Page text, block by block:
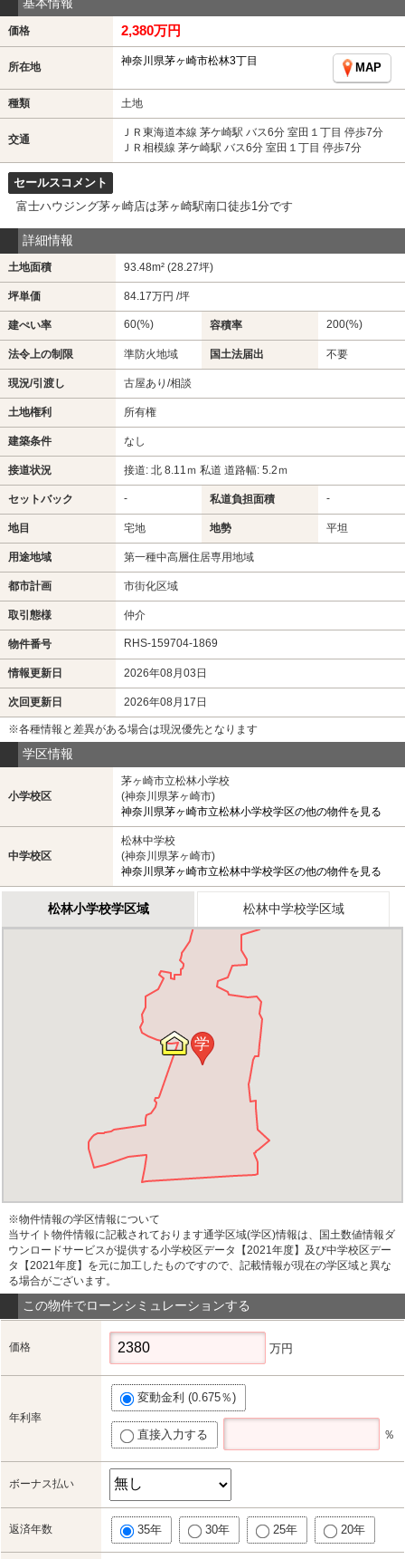
価格 2,380万円
所在地 神奈川県茅ヶ崎市松林3丁目
MAP
種類 土地
交通
ＪＲ東海道本線 茅ケ崎駅 バス6分 室田１丁目 停歩7分
ＪＲ相模線 茅ケ崎駅 バス6分 室田１丁目 停歩7分
セールスコメント
富士ハウジング茅ヶ崎店は茅ヶ崎駅南口徒歩1分です
詳細情報
土地面積 93.48m² (28.27坪)
坪単価 84.17万円 /坪
建ぺい率 60(%) 容積率 200(%)
法令上の制限 準防火地域 国土法届出 不要
現況/引渡し 古屋あり/相談
土地権利 所有権
建築条件 なし
接道状況 接道: 北 8.11ｍ 私道 道路幅: 5.2ｍ
セットバック - 私道負担面積 -
地目 宅地 地勢 平坦
用途地域 第一種中高層住居専用地域
都市計画 市街化区域
取引態様 仲介
物件番号 RHS-159704-1869
情報更新日 2026年08月03日
次回更新日 2026年08月17日
※各種情報と差異がある場合は現況優先となります
学区情報
小学校区
茅ヶ崎市立松林小学校
(神奈川県茅ヶ崎市)
神奈川県茅ヶ崎市立松林小学校学区の他の物件を見る
中学校区
松林中学校
(神奈川県茅ヶ崎市)
神奈川県茅ヶ崎市立松林中学校学区の他の物件を見る
松林小学校学区域 松林中学校学区域
学
※物件情報の学区情報について
当サイト物件情報に記載されております通学区域(学区)情報は、国土数値情報ダ
ウンロードサービスが提供する小学校区データ【2021年度】及び中学校区デー
タ【2021年度】を元に加工したものですので、記載情報が現在の学区域と異な
る場合がございます。
この物件でローンシミュレーションする
価格 万円
年利率
変動金利 (0.675％)
直接入力する ％
ボーナス払い
返済年数 35年 30年 25年 20年